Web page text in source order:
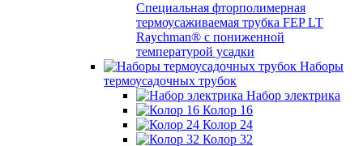
Специальная фторполимерная
термоусаживаемая трубка FEP LT
Raychman® с пониженной
температурой усадки
Наборы
термоусадочных трубок
Набор электрика
Колор 16
Колор 24
Колор 32